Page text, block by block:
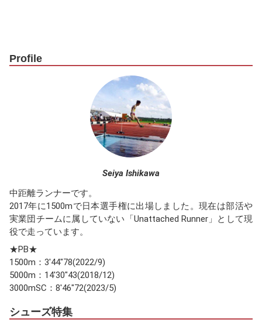
Profile
Seiya Ishikawa
中距離ランナーです。
2017年に1500mで日本選手権に出場しました。現在は部活や
実業団チームに属していない「Unattached Runner」として現
役で走っています。
★PB★
1500m：3'44"78(2022/9)
5000m：14'30"43(2018/12)
3000mSC：8'46"72(2023/5)
シューズ特集